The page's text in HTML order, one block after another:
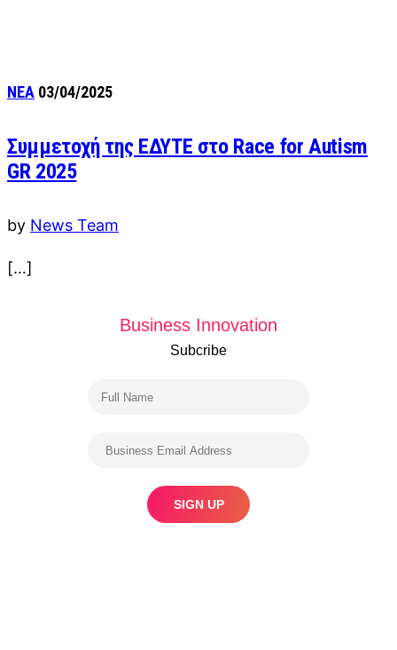
ΝΕΑ 03/04/2025
Συμμετοχή της ΕΔΥΤΕ στο Race for Autism
GR 2025
by News Team
[…]
Business Innovation
Subcribe